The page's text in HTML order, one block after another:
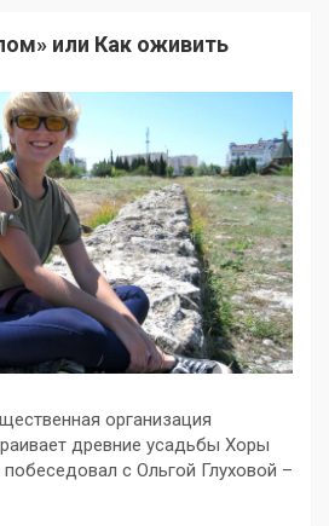
или Как оживить
организация
древние усадьбы Хоры
с Ольгой Глуховой –